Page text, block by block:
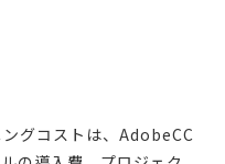
グコストは、AdobeCC